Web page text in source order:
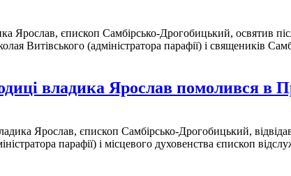
Ярослав, єпископ Самбірсько-Дрогобицький, освятив
Витівського (адміністратора парафії) і священиків
владика Ярослав помолився в
Ярослав, єпископ Самбірсько-Дрогобицький,
парафії) і місцевого духовенства єпископ